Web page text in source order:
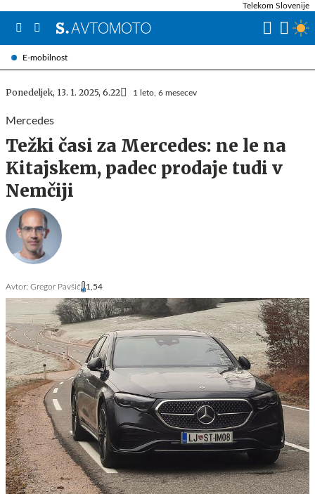
E-mobilnost
Telekom Slovenije
Ponedeljek, 13. 1. 2025, 6.22 1 leto, 6 mesecev
Mercedes
Težki časi za Mercedes: ne le na
Kitajskem, padec prodaje tudi v
Nemčiji
Avtor: Gregor Pavšič 1,54